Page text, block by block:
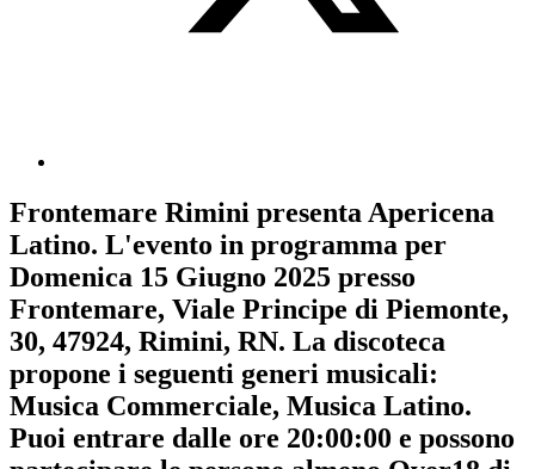
Frontemare Rimini presentaApericena
Latino. L'evento in programma per
Domenica 15 Giugno 2025 presso
Frontemare, Viale Principe di Piemonte,
30, 47924, Rimini, RN. La discoteca
propone i seguenti generi musicali:
Musica Commerciale, Musica Latino.
Puoi entrare dalle ore 20:00:00 e possono